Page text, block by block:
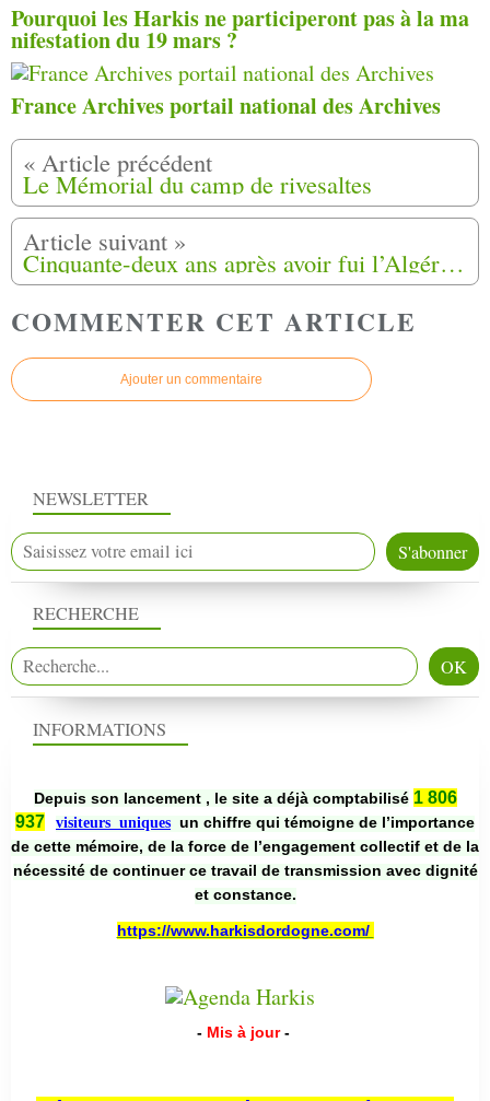
Pourquoi les Harkis ne participeront pas à la ma
nifestation du 19 mars ?
France Archives portail national des Archives
Le Mémorial du camp de rivesaltes
Cinquante-deux ans après avoir fui l’Algérie en guerre, un couple attaque la France pour « transfert forcé de population »
COMMENTER CET ARTICLE
Ajouter un commentaire
NEWSLETTER
RECHERCHE
INFORMATIONS
Depuis son lancement , le site a déjà comptabilisé 1 806
937
visiteurs uniques un chiffre qui témoigne de l’importance
de cette mémoire, de la force de l’engagement collectif et de la
nécessité de continuer ce travail de transmission avec dignité
et constance.
https://www.harkisdordogne.com/
- Mis à jour -